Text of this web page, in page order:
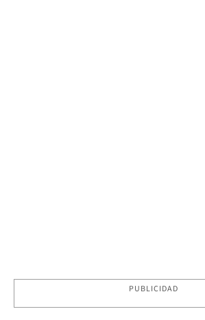
PUBLICIDAD